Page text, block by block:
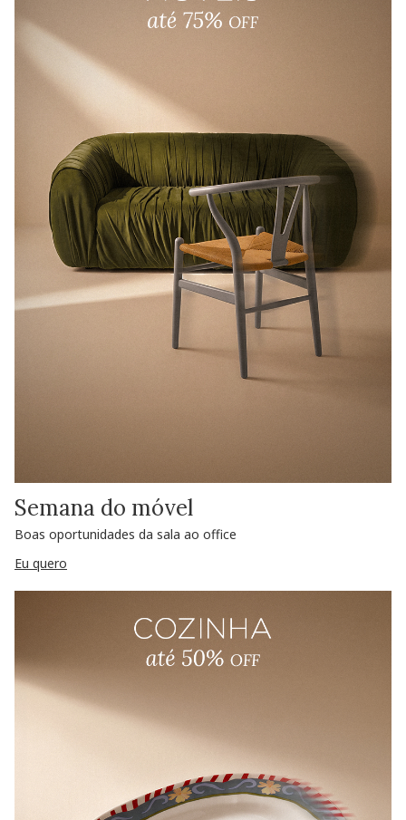
Semana do móvel
Boas oportunidades da sala ao office
Eu quero